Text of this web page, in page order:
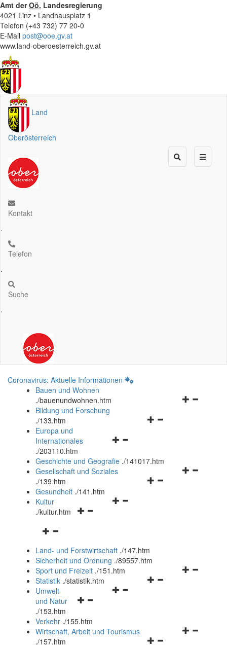
Amt derOö. Landesregierung
4021 Linz • Landhausplatz 1
Telefon (+43 732) 77 20-0
E-Mail post@ooe.gv.at
www.land-oberoesterreich.gv.at
Land
Oberösterreich
Kontakt
.
Telefon
.
Suche
.
Coronavirus: Aktuelle Informationen
Bauen und Wohnen
./bauenundwohnen.htm
Navigationsmenü
Bildung und Forschung
./133.htm
Navigationsmenü
und
schließen
Europa und
Internationales
./203110.htm
Geschichte und Geografie ./141017.htm
Navigationsmenü
Gesellschaft und Soziales
./139.htm
Navigationsmenü
Gesundheit ./141.htm
Navigationsmenü
Kultur
./kultur.htm
Navigationsmenü
und
schließen
Land- und Forstwirtschaft ./147.htm
Sicherheit und Ordnung ./89557.htm
Navigationsmenü
Sport und Freizeit ./151.htm
Navigationsmenü
Statistik ./statistik.htm
Navigationsmenü
und
schließen
Umwelt
und Natur
./153.htm
Verkehr ./155.htm
Navigationsmenü
Wirtschaft, Arbeit und Tourismus
./157.htm